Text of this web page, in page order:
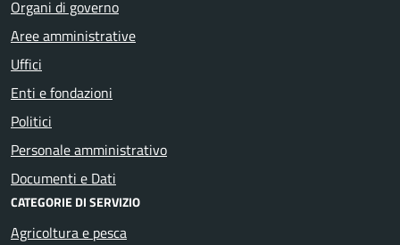
Organi di governo
Aree amministrative
Uffici
Enti e fondazioni
Politici
Personale amministrativo
Documenti e Dati
CATEGORIE DI SERVIZIO
Agricoltura e pesca